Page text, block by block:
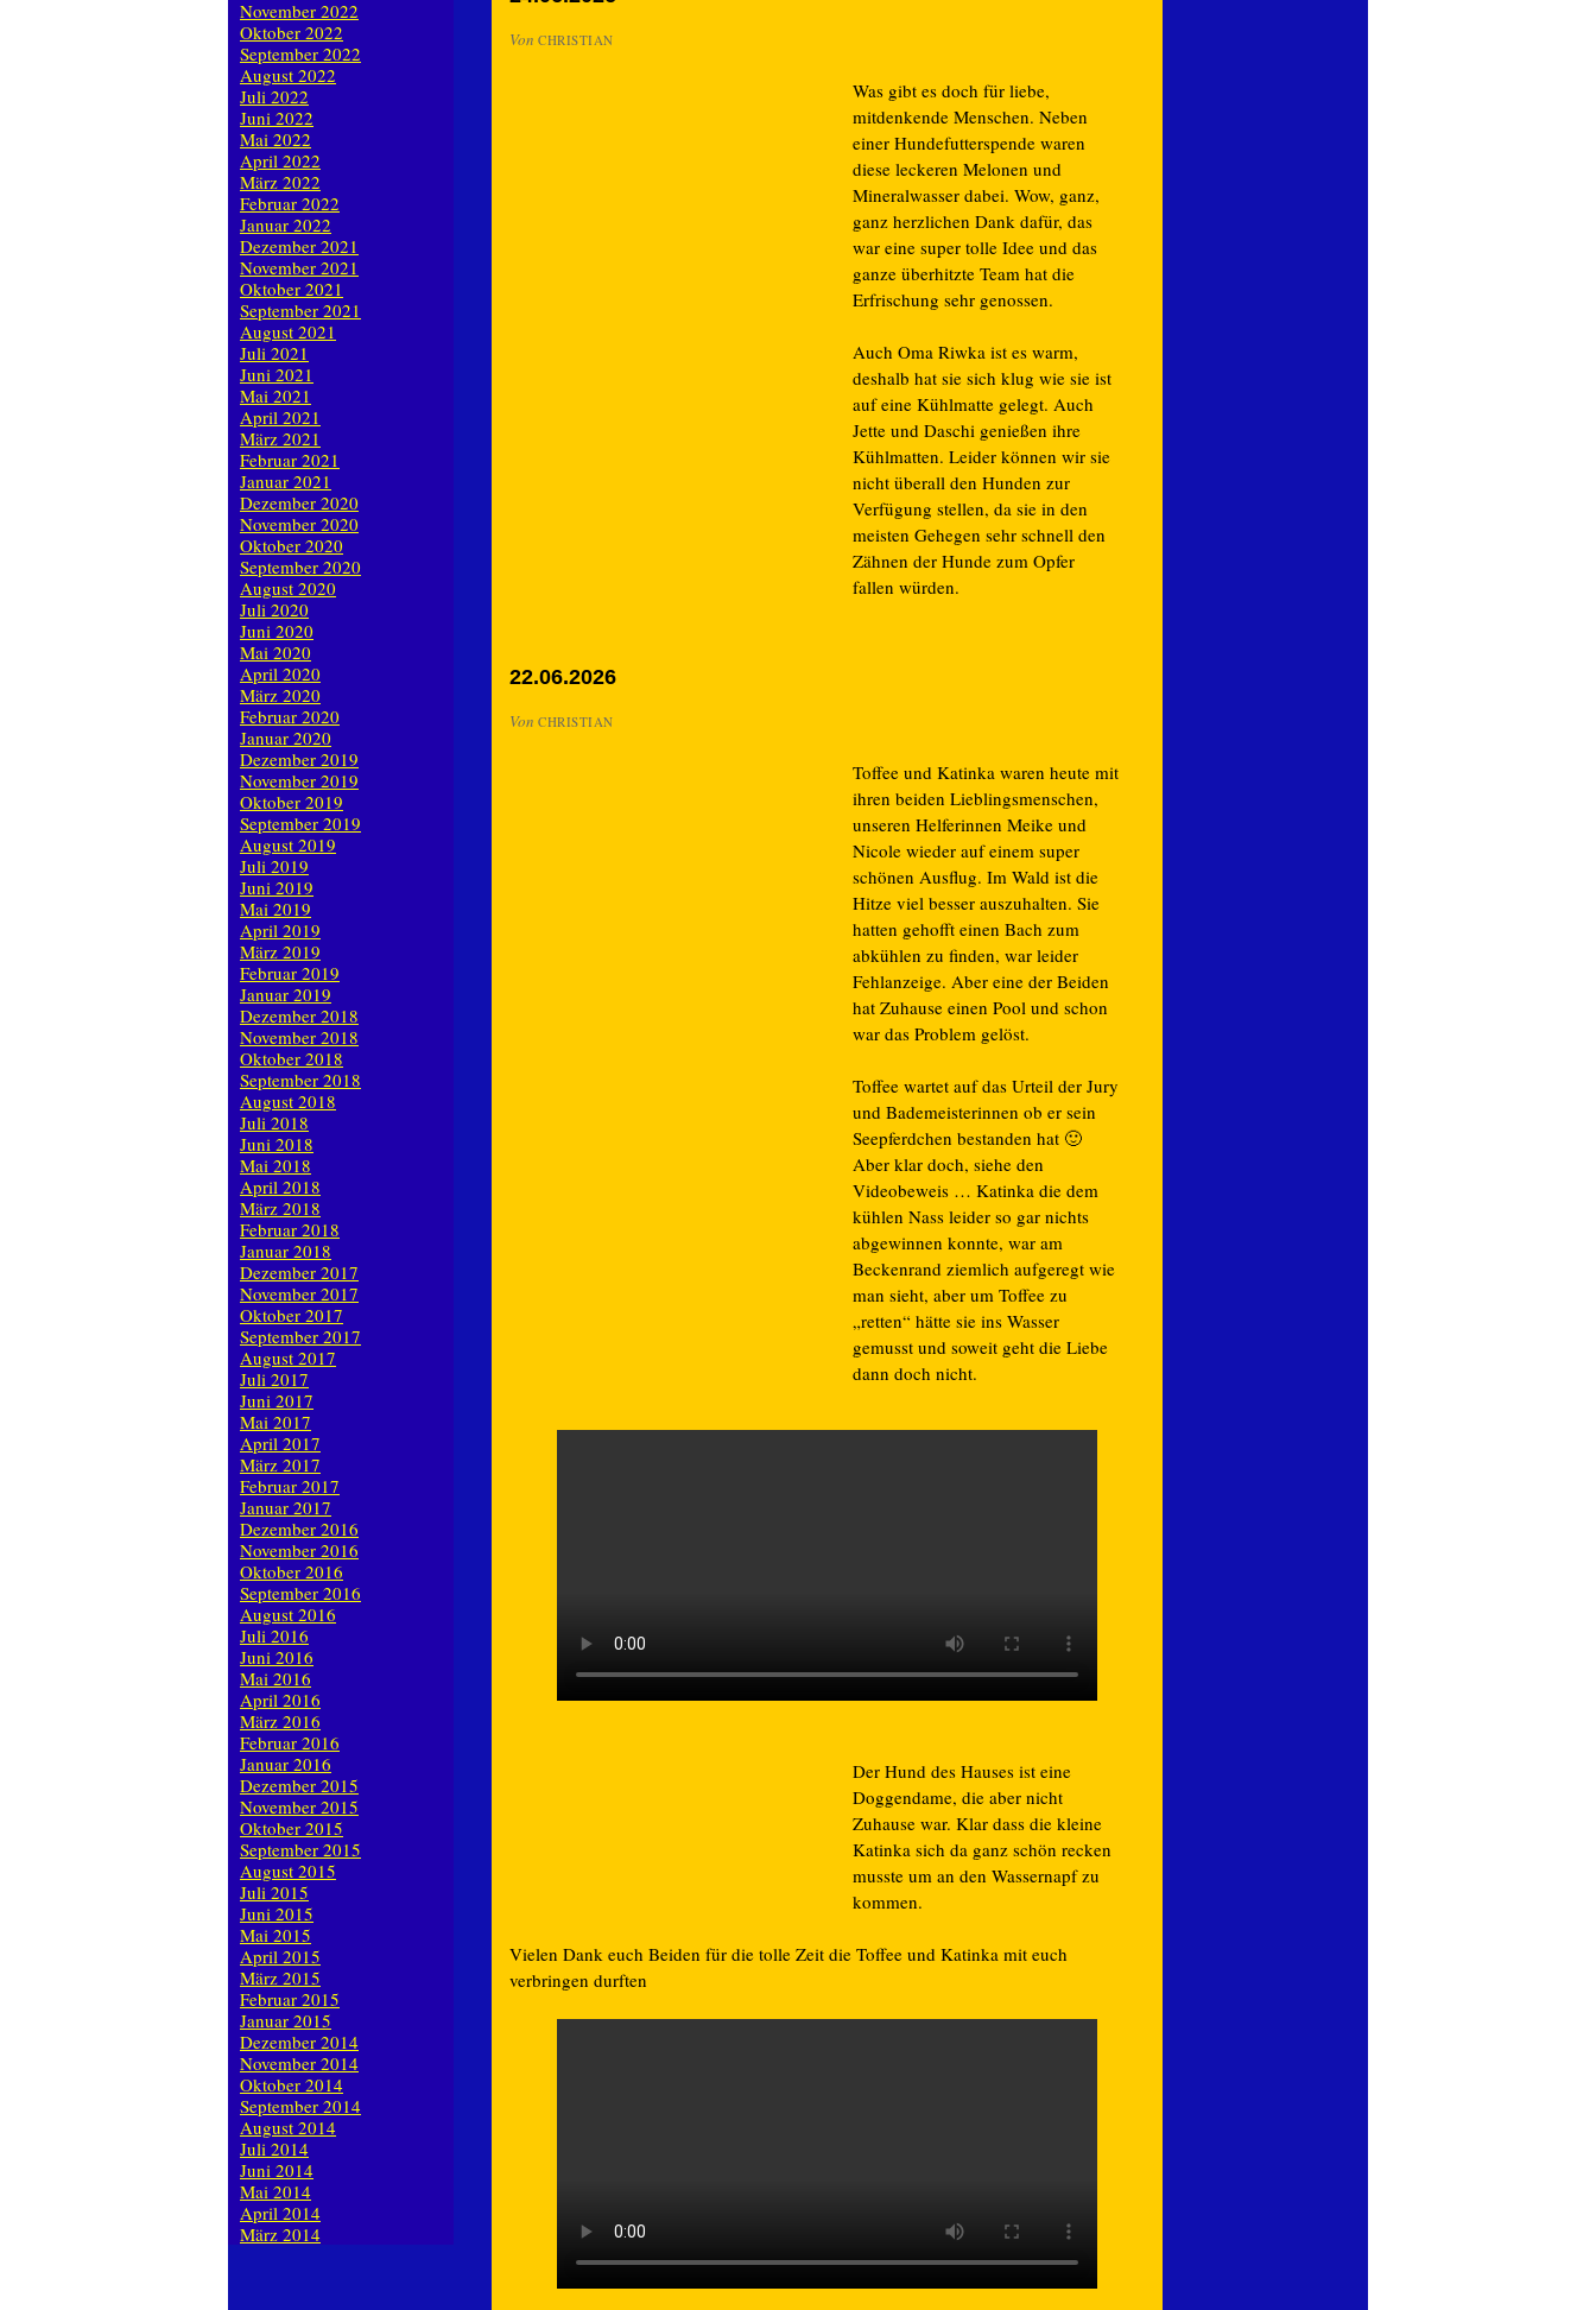
Von CHRISTIAN
Was gibt es doch für liebe,
mitdenkende Menschen. Neben
einer Hundefutterspende waren
diese leckeren Melonen und
Mineralwasser dabei. Wow, ganz,
ganz herzlichen Dank dafür, das
war eine super tolle Idee und das
ganze überhitzte Team hat die
Erfrischung sehr genossen.
Auch Oma Riwka ist es warm,
deshalb hat sie sich klug wie sie ist
auf eine Kühlmatte gelegt. Auch
Jette und Daschi genießen ihre
Kühlmatten. Leider können wir sie
nicht überall den Hunden zur
Verfügung stellen, da sie in den
meisten Gehegen sehr schnell den
Zähnen der Hunde zum Opfer
fallen würden.
22.06.2026
Von CHRISTIAN
Toffee und Katinka waren heute mit
ihren beiden Lieblingsmenschen,
unseren Helferinnen Meike und
Nicole wieder auf einem super
schönen Ausflug. Im Wald ist die
Hitze viel besser auszuhalten. Sie
hatten gehofft einen Bach zum
abkühlen zu finden, war leider
Fehlanzeige. Aber eine der Beiden
hat Zuhause einen Pool und schon
war das Problem gelöst.
Toffee wartet auf das Urteil der Jury
und Bademeisterinnen ob er sein
Seepferdchen bestanden hat 🙂
Aber klar doch, siehe den
Videobeweis … Katinka die dem
kühlen Nass leider so gar nichts
abgewinnen konnte, war am
Beckenrand ziemlich aufgeregt wie
man sieht, aber um Toffee zu
„retten“ hätte sie ins Wasser
gemusst und soweit geht die Liebe
dann doch nicht.
Der Hund des Hauses ist eine
Doggendame, die aber nicht
Zuhause war. Klar dass die kleine
Katinka sich da ganz schön recken
musste um an den Wassernapf zu
kommen.
Vielen Dank euch Beiden für die tolle Zeit die Toffee und Katinka mit euch
verbringen durften
November 2022
Oktober 2022
September 2022
August 2022
Juli 2022
Juni 2022
Mai 2022
April 2022
März 2022
Februar 2022
Januar 2022
Dezember 2021
November 2021
Oktober 2021
September 2021
August 2021
Juli 2021
Juni 2021
Mai 2021
April 2021
März 2021
Februar 2021
Januar 2021
Dezember 2020
November 2020
Oktober 2020
September 2020
August 2020
Juli 2020
Juni 2020
Mai 2020
April 2020
März 2020
Februar 2020
Januar 2020
Dezember 2019
November 2019
Oktober 2019
September 2019
August 2019
Juli 2019
Juni 2019
Mai 2019
April 2019
März 2019
Februar 2019
Januar 2019
Dezember 2018
November 2018
Oktober 2018
September 2018
August 2018
Juli 2018
Juni 2018
Mai 2018
April 2018
März 2018
Februar 2018
Januar 2018
Dezember 2017
November 2017
Oktober 2017
September 2017
August 2017
Juli 2017
Juni 2017
Mai 2017
April 2017
März 2017
Februar 2017
Januar 2017
Dezember 2016
November 2016
Oktober 2016
September 2016
August 2016
Juli 2016
Juni 2016
Mai 2016
April 2016
März 2016
Februar 2016
Januar 2016
Dezember 2015
November 2015
Oktober 2015
September 2015
August 2015
Juli 2015
Juni 2015
Mai 2015
April 2015
März 2015
Februar 2015
Januar 2015
Dezember 2014
November 2014
Oktober 2014
September 2014
August 2014
Juli 2014
Juni 2014
Mai 2014
April 2014
März 2014